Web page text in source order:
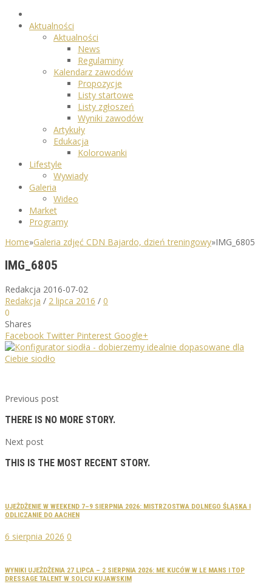
Aktualności
Aktualności
News
Regulaminy
Kalendarz zawodów
Propozycje
Listy startowe
Listy zgłoszeń
Wyniki zawodów
Artykuły
Edukacja
Kolorowanki
Lifestyle
Wywiady
Galeria
Wideo
Market
Programy
Home»Galeria zdjęć CDN Bajardo, dzień treningowy»IMG_6805
IMG_6805
Redakcja 2016-07-02
Redakcja / 2 lipca 2016 / 0
0
Shares
Facebook Twitter Pinterest Google+
Previous post
THERE IS NO MORE STORY.
Next post
THIS IS THE MOST RECENT STORY.
UJEŻDŻENIE W WEEKEND 7–9 SIERPNIA 2026: MISTRZOSTWA DOLNEGO ŚLĄSKA I
ODLICZANIE DO AACHEN
6 sierpnia 2026 0
WYNIKI UJEŻDŻENIA 27 LIPCA – 2 SIERPNIA 2026: ME KUCÓW W LE MANS I TOP
DRESSAGE TALENT W SOLCU KUJAWSKIM